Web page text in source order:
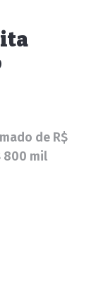
de R$
800 mil